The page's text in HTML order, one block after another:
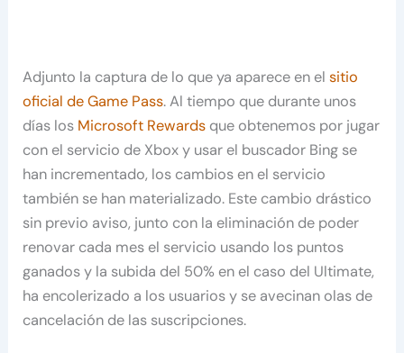
Adjunto la captura de lo que ya aparece en elsitio
oficial de Game Pass. Al tiempo que durante unos
días los Microsoft Rewards que obtenemos por jugar
con el servicio de Xbox y usar el buscador Bing se
han incrementado, los cambios en el servicio
también se han materializado. Este cambio drástico
sin previo aviso, junto con la eliminación de poder
renovar cada mes el servicio usando los puntos
ganados y la subida del 50% en el caso del Ultimate,
ha encolerizado a los usuarios y se avecinan olas de
cancelación de las suscripciones.